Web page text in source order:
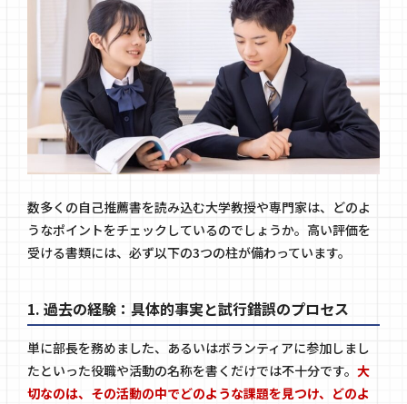
数多くの自己推薦書を読み込む大学教授や専門家は、どのよ
うなポイントをチェックしているのでしょうか。高い評価を
受ける書類には、必ず以下の3つの柱が備わっています。
1. 過去の経験：具体的事実と試行錯誤のプロセス
単に部長を務めました、あるいはボランティアに参加しまし
たといった役職や活動の名称を書くだけでは不十分です。 大
切なのは、その活動の中でどのような課題を見つけ、どのよ